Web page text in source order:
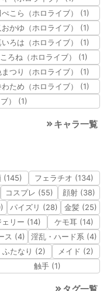
ぺこら（ホロライブ） (1)
おかゆ（ホロライブ） (1)
いろは（ホロライブ） (1)
ろね（ホロライブ） (1)
まつり（ホロライブ） (1)
わため（ホロライブ） (1)
） (1)
キャラ一覧
(145)
フェラチオ (134)
コスプレ (55)
顔射 (38)
パイズリ (28)
金髪 (25)
ェリー (14)
ケモ耳 (14)
ス (4)
淫乱・ハード系 (4)
ふたなり (2)
メイド (2)
触手 (1)